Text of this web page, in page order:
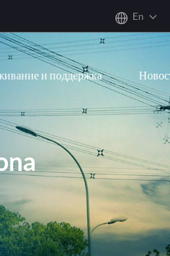
En
English
한국어
français
Deutsch
Español
italiano
русский
и поддержка